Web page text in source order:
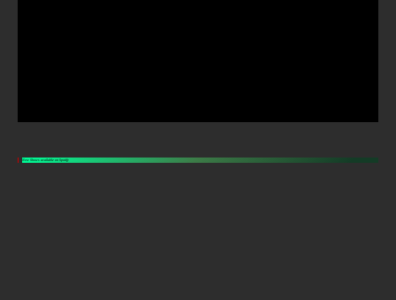
New Shows available on Spotify